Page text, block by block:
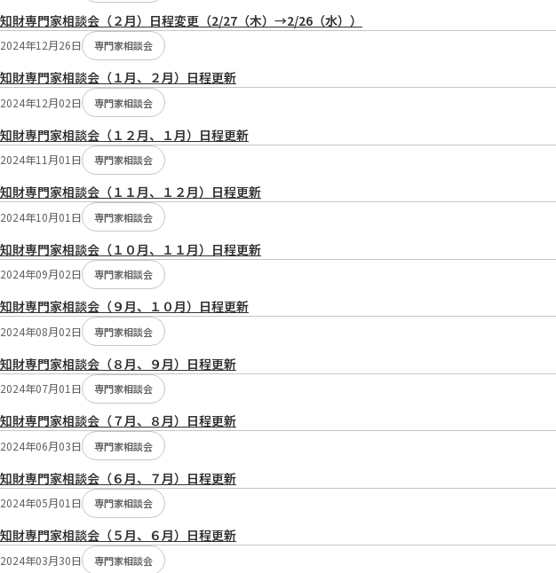
知財専門家相談会（２月）日程変更（2/27（木）→2/26（水））
2024年12月26日 専門家相談会
知財専門家相談会（１月、２月）日程更新
2024年12月02日 専門家相談会
知財専門家相談会（１２月、１月）日程更新
2024年11月01日 専門家相談会
知財専門家相談会（１１月、１２月）日程更新
2024年10月01日 専門家相談会
知財専門家相談会（１０月、１１月）日程更新
2024年09月02日 専門家相談会
知財専門家相談会（９月、１０月）日程更新
2024年08月02日 専門家相談会
知財専門家相談会（８月、９月）日程更新
2024年07月01日 専門家相談会
知財専門家相談会（７月、８月）日程更新
2024年06月03日 専門家相談会
知財専門家相談会（６月、７月）日程更新
2024年05月01日 専門家相談会
知財専門家相談会（５月、６月）日程更新
2024年03月30日 専門家相談会